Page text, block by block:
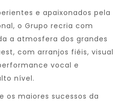
e apaixonados pela
o Grupo recria com
a atmosfera dos grandes
com arranjos fiéis, visual
vocal e
nível.
os maiores sucessos da